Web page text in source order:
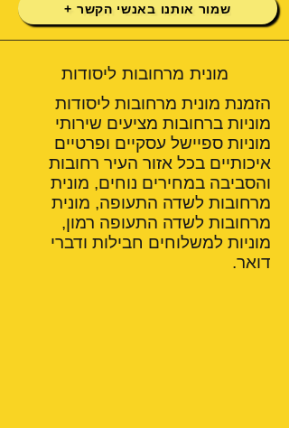
שמור אותנו באנשי הקשר +
מונית מרחובות ליסודות
הזמנת מונית מרחובות ליסודות
מוניות ברחובות מציעים שירותי
מוניות ספיישל עסקיים ופרטיים
איכותיים בכל אזור העיר רחובות
והסביבה במחירים נוחים, מונית
מרחובות לשדה התעופה, מונית
מרחובות לשדה התעופה רמון,
מוניות למשלוחים חבילות ודברי
דואר.